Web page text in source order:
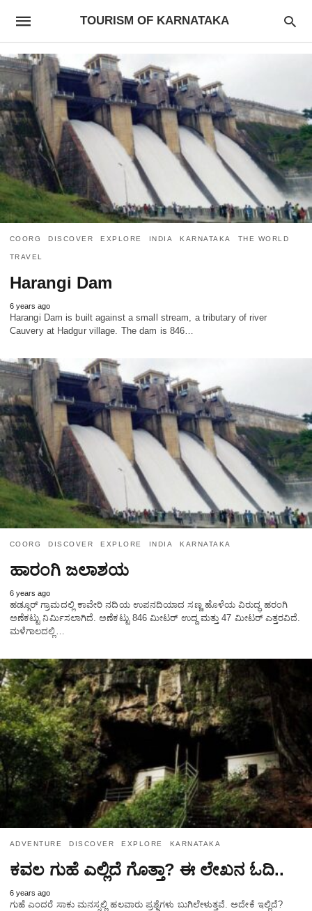
TOURISM OF KARNATAKA
COORG DISCOVER EXPLORE INDIA KARNATAKA THE WORLD
TRAVEL
Harangi Dam
6 years ago
Harangi Dam is built against a small stream, a tributary of river
Cauvery at Hadgur village. The dam is 846…
COORG DISCOVER EXPLORE INDIA KARNATAKA
ಹಾರಂಗಿ ಜಲಾಶಯ
6 years ago
ಹಡ್ಗೂರ್ ಗ್ರಾಮದಲ್ಲಿ ಕಾವೇರಿ ನದಿಯ ಉಪನದಿಯಾದ ಸಣ್ಣ ಹೊಳೆಯ ವಿರುದ್ಧ ಹರಂಗಿ
ಅಣೆಕಟ್ಟು ನಿರ್ಮಿಸಲಾಗಿದೆ. ಅಣೆಕಟ್ಟು 846 ಮೀಟರ್ ಉದ್ದ ಮತ್ತು 47 ಮೀಟರ್ ಎತ್ತರವಿದೆ.
ಮಳೆಗಾಲದಲ್ಲಿ…
ADVENTURE DISCOVER EXPLORE KARNATAKA
ಕವಲ ಗುಹೆ ಎಲ್ಲಿದೆ ಗೊತ್ತಾ? ಈ ಲೇಖನ ಓದಿ..
6 years ago
ಗುಹೆ ಎಂದರೆ ಸಾಕು ಮನಸ್ಸಲ್ಲಿ ಹಲವಾರು ಪ್ರಶ್ನೆಗಳು ಬುಗಿಲೇಳುತ್ತವೆ. ಅದೇಕೆ ಇಲ್ಲಿದೆ?